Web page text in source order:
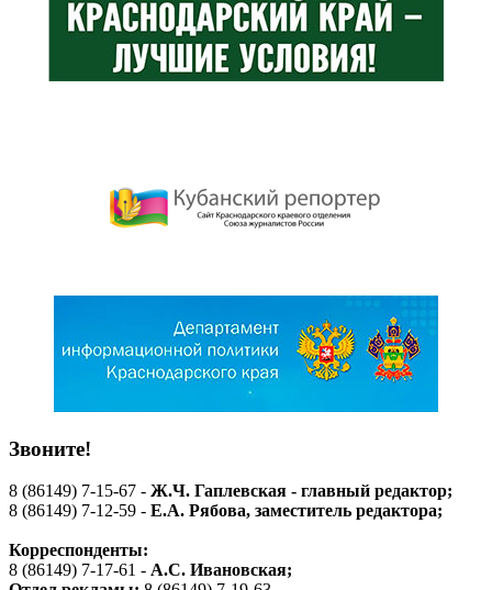
Звоните!
8 (86149) 7-15-67 - Ж.Ч. Гаплевская - главный редактор;
8 (86149) 7-12-59 - Е.А. Рябова, заместитель редактора;
Корреспонденты:
8 (86149) 7-17-61 - А.С. Ивановская;